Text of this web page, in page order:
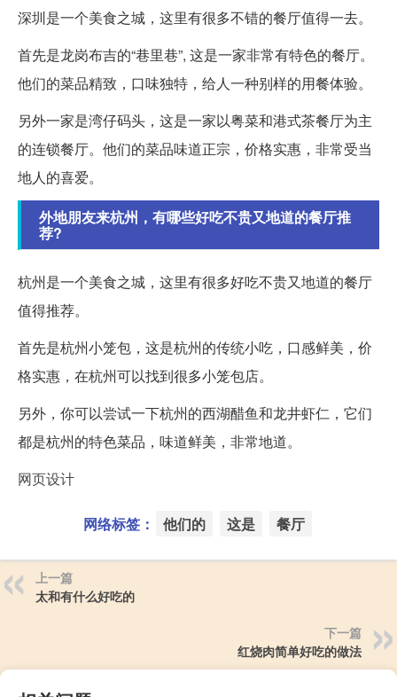
深圳是一个美食之城，这里有很多不错的餐厅值得一去。
首先是龙岗布吉的“巷里巷”, 这是一家非常有特色的餐厅。
他们的菜品精致，口味独特，给人一种别样的用餐体验。
另外一家是湾仔码头，这是一家以粤菜和港式茶餐厅为主
的连锁餐厅。他们的菜品味道正宗，价格实惠，非常受当
地人的喜爱。
外地朋友来杭州，有哪些好吃不贵又地道的餐厅推
荐?
杭州是一个美食之城，这里有很多好吃不贵又地道的餐厅
值得推荐。
首先是杭州小笼包，这是杭州的传统小吃，口感鲜美，价
格实惠，在杭州可以找到很多小笼包店。
另外，你可以尝试一下杭州的西湖醋鱼和龙井虾仁，它们
都是杭州的特色菜品，味道鲜美，非常地道。
网页设计
网络标签： 他们的 这是 餐厅
上一篇
太和有什么好吃的
下一篇
红烧肉简单好吃的做法